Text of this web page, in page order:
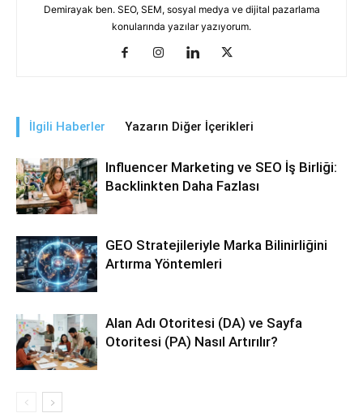
Demirayak ben. SEO, SEM, sosyal medya ve dijital pazarlama
konularında yazılar yazıyorum.
İlgili Haberler Yazarın Diğer İçerikleri
Influencer Marketing ve SEO İş Birliği:
Backlinkten Daha Fazlası
GEO Stratejileriyle Marka Bilinirliğini
Artırma Yöntemleri
Alan Adı Otoritesi (DA) ve Sayfa
Otoritesi (PA) Nasıl Artırılır?